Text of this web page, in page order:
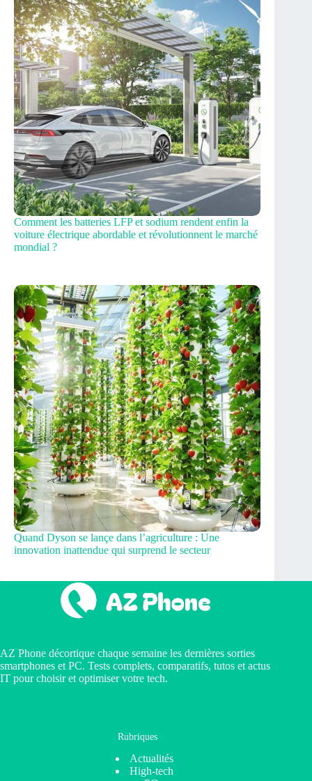
Comment les batteries LFP et sodium rendent enfin la
voiture électrique abordable et révolutionnent le marché
mondial ?
Quand Dyson se lançe dans l’agriculture : Une
innovation inattendue qui surprend le secteur
AZ Phone décortique chaque semaine les dernières sorties
smartphones et PC. Tests complets, comparatifs, tutos et actus
IT pour choisir et optimiser votre tech.
Rubriques
Actualités
High-tech